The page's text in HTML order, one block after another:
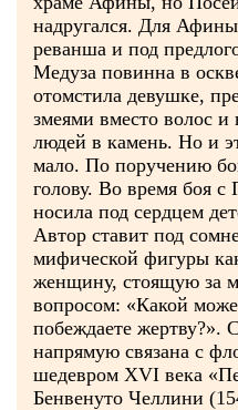
надругался. Для
реванша и под
Медуза повинна в
отомстила девушке,
змеями вместо волос
людей в камень. Но и
мало. По поручению
голову. Во время боя c
носила под сердцем
Автор ставит под
мифической фигуры
женщину, стоящую за
вопросом: «Какой
побеждаете жертву?».
напрямую связана c
шедевром XVI века
Бенвенуто Челлини